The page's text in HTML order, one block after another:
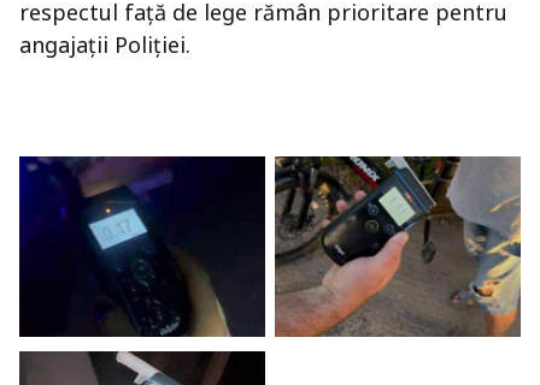
respectul față de lege rămân prioritare pentru
angajații Poliției.